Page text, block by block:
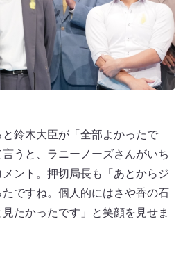
鈴木大臣が「全部よかったで
うと、ラニーノーズさんがいち
ント。押切局長も「あとからジ
ですね。個人的にはさや香の石
たかったです」と笑顔を見せま